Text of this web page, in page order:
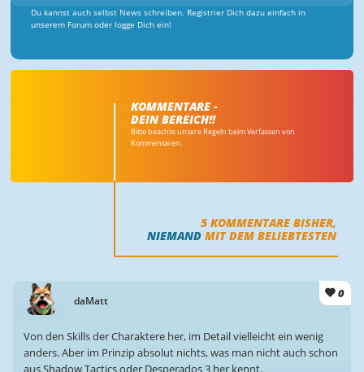
Du kannst auch selbst News schreiben. Registrier Dich dazu einfach in
unserem Forum oder logge Dich ein!
KOMMENTARE -
DEIN BEREICH!!
Bitte beachte unsere Regeln beim Verfassen von
Kommentaren.
5 KOMMENTARE BISHER,
NIEMAND MIT DEM BELIEBTESTEN
daMatt
0
Von den Skills der Charaktere her, im Detail vielleicht ein wenig
anders. Aber im Prinzip absolut nichts, was man nicht auch schon
aus Shadow Tactics oder Desperados 3 her kennt.